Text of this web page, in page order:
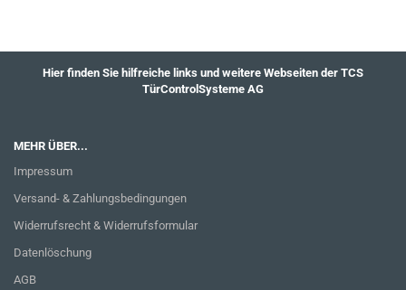
Hier finden Sie hilfreiche links und weitere Webseiten der TCS
TürControlSysteme AG
MEHR ÜBER...
Impressum
Versand- & Zahlungsbedingungen
Widerrufsrecht & Widerrufsformular
Datenlöschung
AGB